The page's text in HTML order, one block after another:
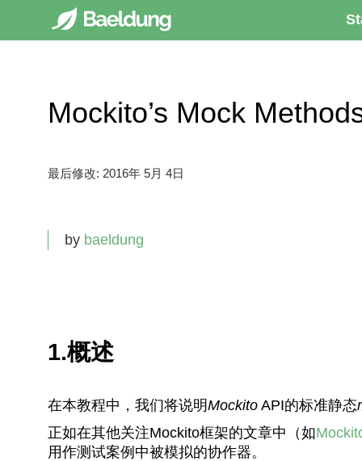
Mockito’s Mock
最后修改: 2016年 5月 4日
by baeldung
1.概述
在本教程中，我们将说明MockitoAPI的标准静态
正如在其他关注Mockito框架的文章中（如
用作测试案例中被模拟的协作器。